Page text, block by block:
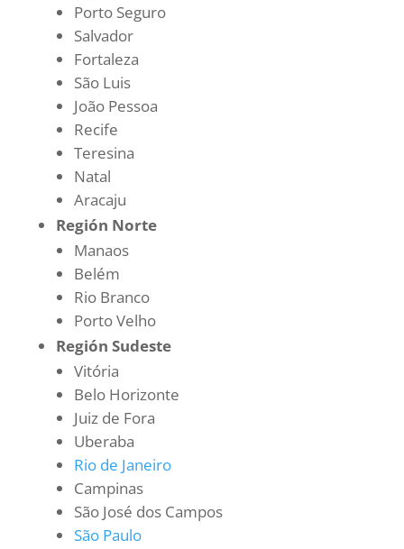
Porto Seguro
Salvador
Fortaleza
São Luis
João Pessoa
Recife
Teresina
Natal
Aracaju
Región Norte
Manaos
Belém
Rio Branco
Porto Velho
Región Sudeste
Vitória
Belo Horizonte
Juiz de Fora
Uberaba
Rio de Janeiro
Campinas
São José dos Campos
São Paulo